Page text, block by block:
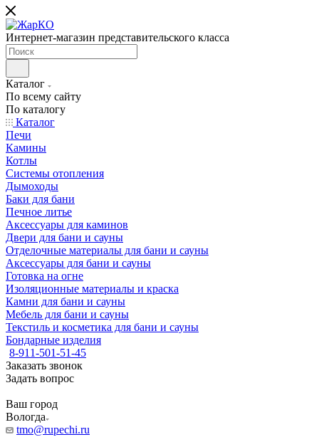
Интернет-магазин представительского класса
Каталог
По всему сайту
По каталогу
Каталог
Печи
Камины
Котлы
Системы отопления
Дымоходы
Баки для бани
Печное литье
Аксессуары для каминов
Двери для бани и сауны
Отделочные материалы для бани и сауны
Аксессуары для бани и сауны
Готовка на огне
Изоляционные материалы и краска
Камни для бани и сауны
Мебель для бани и сауны
Текстиль и косметика для бани и сауны
Бондарные изделия
8-911-501-51-45
Заказать звонок
Задать вопрос
Ваш город
Вологда
tmo@rupechi.ru